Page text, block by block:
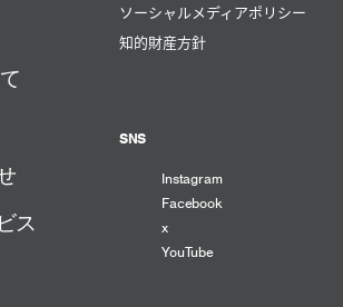
ス
ソーシャルメディアポリシー
知的財産方針
SNS
Instagram
Facebook
x
YouTube